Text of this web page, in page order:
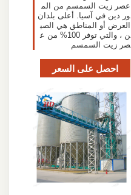
عصر زيت السمسم من الم
ور دين في آسيا. أعلى بلدان
العرض أو المناطق هي الصي
ن ، والتي توفر 100% من ع
صر زيت السمسم
احصل على السعر